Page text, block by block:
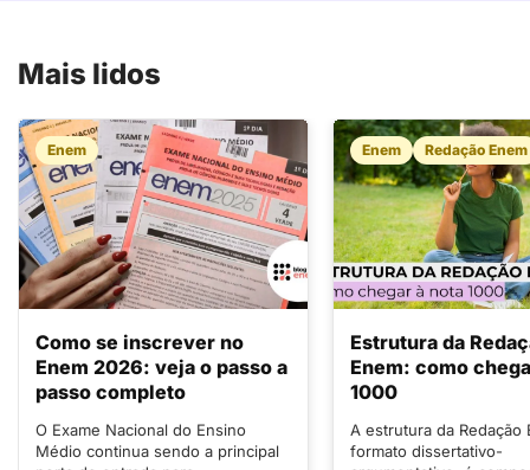
Mais lidos
Enem
Como se inscrever no
Enem 2026: veja o passo a
passo completo
O Exame Nacional do Ensino
Médio continua sendo a principal
Enem Redação Enem
Estrutura da
Enem: como
1000
A estrutura da Redação
formato dissertativo-